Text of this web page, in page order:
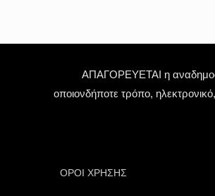
ΑΠΑΓΟΡΕΥΕΤΑΙ η
οποιονδήποτε τρόπο,
ΟΡΟΙ ΧΡΗΣΗΣ